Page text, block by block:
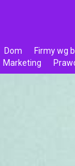
Dom Firmy wg
Marketing